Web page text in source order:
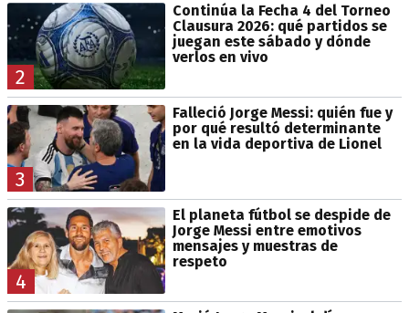
2
Continúa la Fecha 4 del Torneo
Clausura 2026: qué partidos se
juegan este sábado y dónde
verlos en vivo
3
Falleció Jorge Messi: quién fue y
por qué resultó determinante
en la vida deportiva de Lionel
4
El planeta fútbol se despide de
Jorge Messi entre emotivos
mensajes y muestras de
respeto